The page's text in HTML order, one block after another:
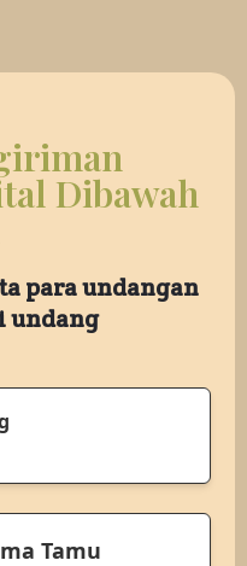
Dibawah
para undangan
undang
Tamu